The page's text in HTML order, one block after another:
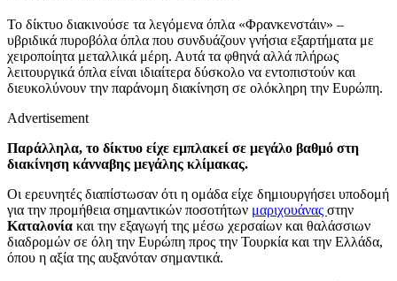
Το δίκτυο διακινούσε τα λεγόμενα όπλα «Φρανκενστάιν» –
υβριδικά πυροβόλα όπλα που συνδυάζουν γνήσια εξαρτήματα με
χειροποίητα μεταλλικά μέρη. Αυτά τα φθηνά αλλά πλήρως
λειτουργικά όπλα είναι ιδιαίτερα δύσκολο να εντοπιστούν και
διευκολύνουν την παράνομη διακίνηση σε ολόκληρη την Ευρώπη.
Advertisement
Παράλληλα, το δίκτυο είχε εμπλακεί σε μεγάλο βαθμό στη
διακίνηση κάνναβης μεγάλης κλίμακας.
Οι ερευνητές διαπίστωσαν ότι η ομάδα είχε δημιουργήσει υποδομή
για την προμήθεια σημαντικών ποσοτήτων μαριχουάνας στην
Καταλονία και την εξαγωγή της μέσω χερσαίων και θαλάσσιων
διαδρομών σε όλη την Ευρώπη προς την Τουρκία και την Ελλάδα,
όπου η αξία της αυξανόταν σημαντικά.